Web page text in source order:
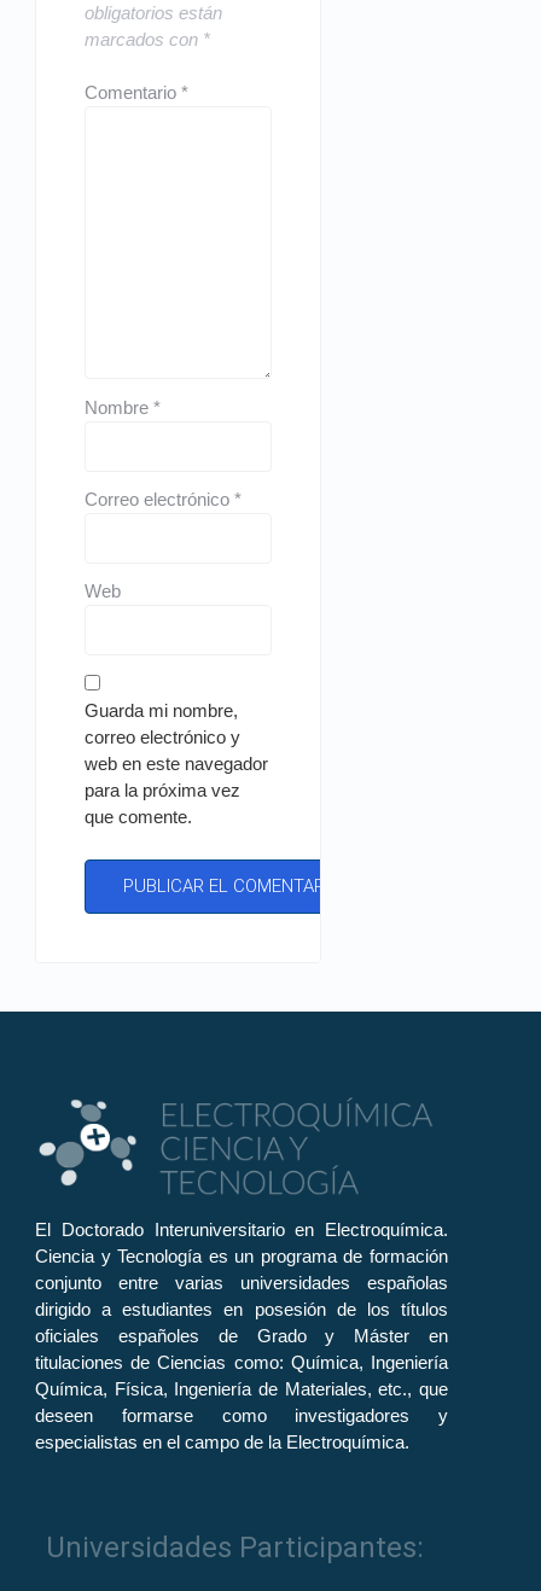
obligatorios están
marcados con *
Comentario*
Nombre*
Correo electrónico*
Web
Guarda mi nombre,
correo electrónico y
web en este navegador
para la próxima vez
que comente.
El Doctorado Interuniversitario en Electroquímica.
Ciencia y Tecnología es un programa de formación
conjunto entre varias universidades españolas
dirigido a estudiantes en posesión de los títulos
oficiales españoles de Grado y Máster en
titulaciones de Ciencias como: Química, Ingeniería
Química, Física, Ingeniería de Materiales, etc., que
deseen formarse como investigadores y
especialistas en el campo de la Electroquímica.
Universidades Participantes: